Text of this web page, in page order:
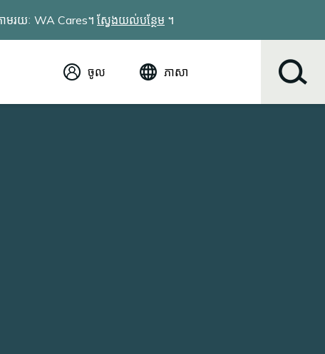
មរយៈ WA Cares។ ស្វែងយល់បន្ថែម ។
ចូល ភាសា